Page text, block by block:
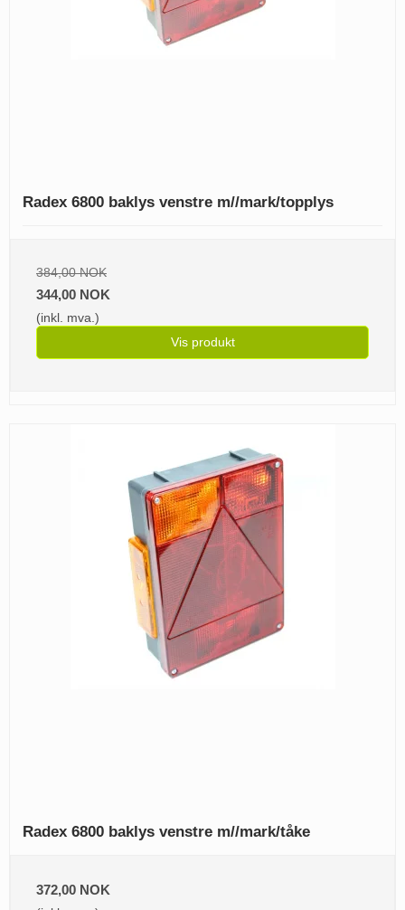
Radex 6800 baklys venstre m//mark/topplys
384,00 NOK
344,00 NOK
(inkl. mva.)
Vis produkt
Radex 6800 baklys venstre m//mark/tåke
372,00 NOK